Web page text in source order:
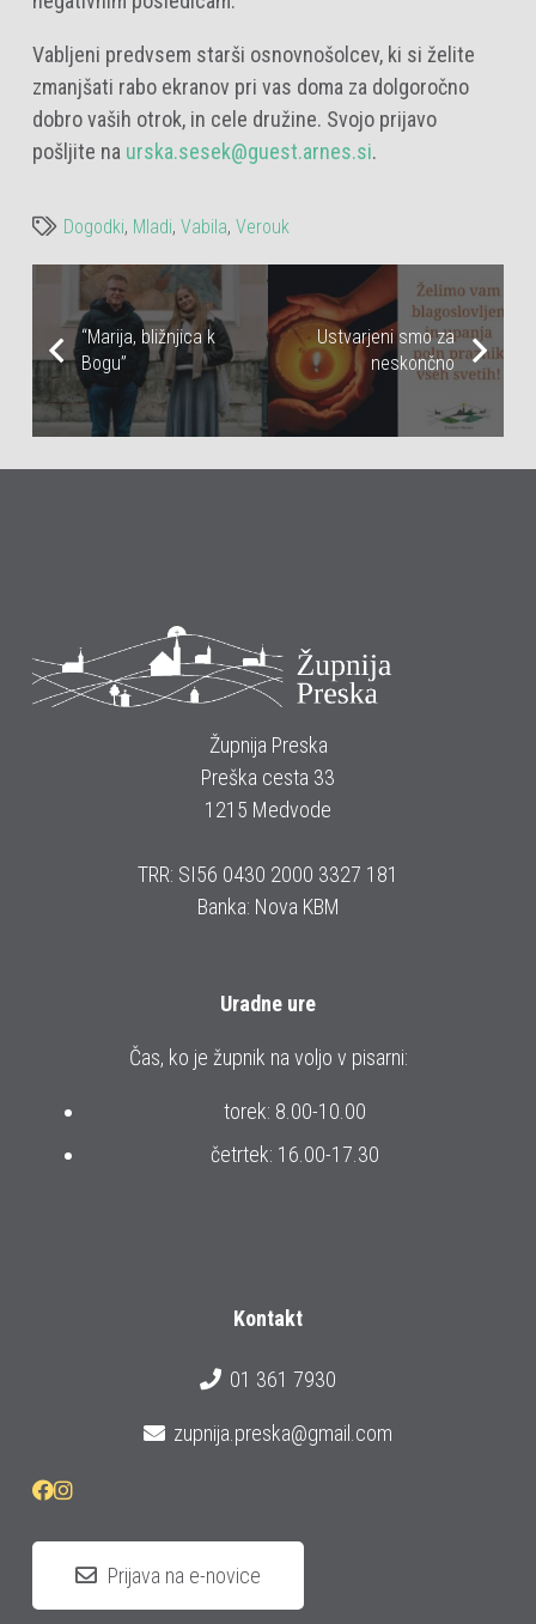
Vabljeni predvsem starši osnovnošolcev, ki si želite
zmanjšati rabo ekranov pri vas doma za dolgoročno
dobro vaših otrok, in cele družine. Svojo prijavo
pošljite na urska.sesek@guest.arnes.si.
Dogodki, Mladi,Vabila,Verouk
“Marija, bližnjica k
Bogu”
Ustvarjeni smo za
neskončno
Župnija Preska
Preška cesta 33
1215 Medvode
TRR: SI56 0430 2000 3327 181
Banka: Nova KBM
Uradne ure
Čas, ko je župnik na voljo v pisarni:
torek: 8.00-10.00
četrtek: 16.00-17.30
Kontakt
01 361 7930
zupnija.preska@gmail.com
Prijava na e-novice